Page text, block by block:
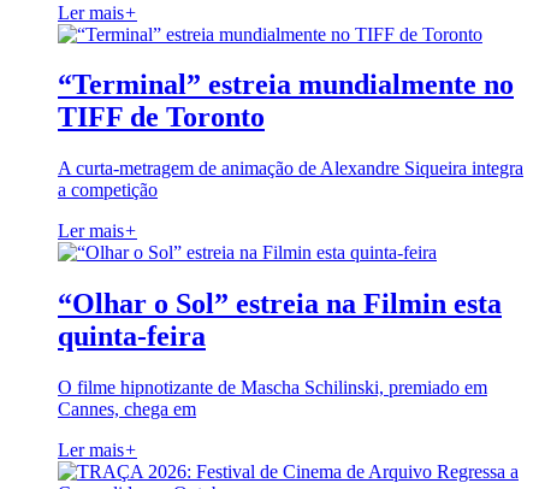
Ler mais+
“Terminal” estreia mundialmente no
TIFF de Toronto
A curta-metragem de animação de Alexandre Siqueira integra
a competição
Ler mais+
“Olhar o Sol” estreia na Filmin esta
quinta-feira
O filme hipnotizante de Mascha Schilinski, premiado em
Cannes, chega em
Ler mais+